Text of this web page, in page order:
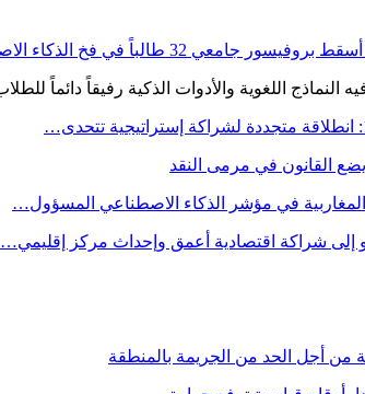
32 طالباً في فخ الذكاء الاصطناعي؟
القانون في مرمى النقد
في مؤشر الذكاء الاصطناعي المسؤول…
إلى شراكة اقتصادية أعمق وإحداث مركز إقليمي…
أجل الحد من الجريمة بالمنطقة